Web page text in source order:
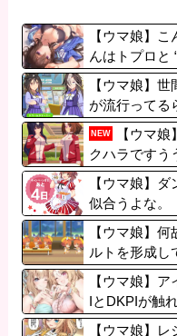
【ウマ娘】
んはトプロと
【ウマ娘】
が流行ってる
NEW
【ウマ
クハラですう
ぅ！！！！！
【ウマ娘】
似合うよな。
【ウマ娘】
ルトを形成し
【ウマ娘】
IとDKPIが触
【ウマ娘】